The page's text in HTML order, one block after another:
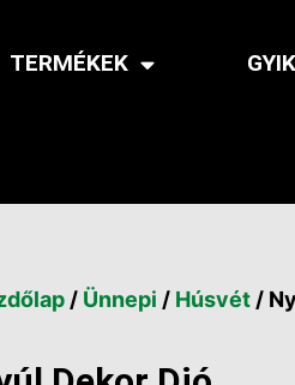
TERMÉKEK GYIK
/ Ünnepi / Húsvét /